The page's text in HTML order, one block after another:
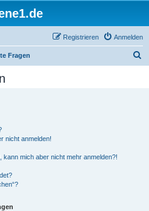
Anmelden
Registrieren
Fragen
nicht anmelden!
mich aber nicht mehr anmelden?!